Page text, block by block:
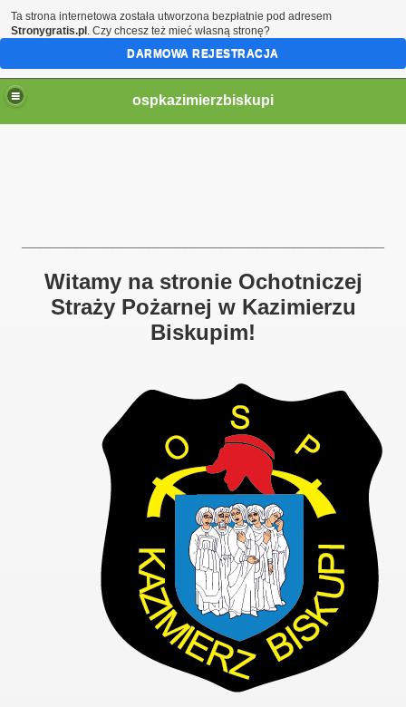
ospkazimierzbiskupi
Witamy na stronie Ochotniczej
Straży Pożarnej w Kazimierzu
Biskupim!
Ta strona internetowa została utworzona bezpłatnie pod adresem
Stronygratis.pl . Czy chcesz też mieć własną stronę?
DARMOWA REJESTRACJA